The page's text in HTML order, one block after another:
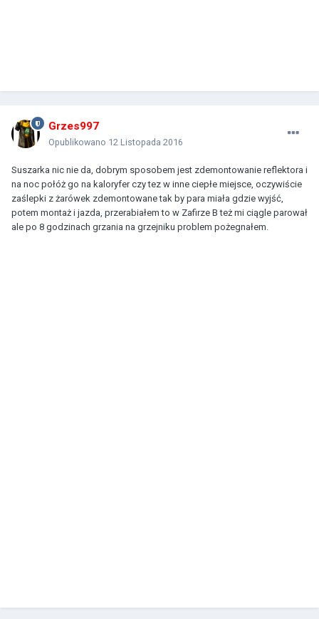
Grzes997
Opublikowano 12 Listopada 2016
Suszarka nic nie da, dobrym sposobem jest zdemontowanie reflektora i
na noc połóż go na kaloryfer czy tez w inne ciepłe miejsce, oczywiście
zaślepki z żarówek zdemontowane tak by para miała gdzie wyjść,
potem montaż i jazda, przerabiałem to w Zafirze B też mi ciągle parował
ale po 8 godzinach grzania na grzejniku problem pożegnałem.